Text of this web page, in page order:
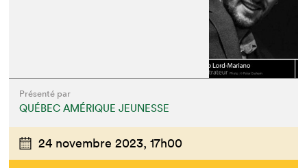
Présenté par
QUÉBEC AMÉRIQUE JEUNESSE
24 novembre 2023, 17h00